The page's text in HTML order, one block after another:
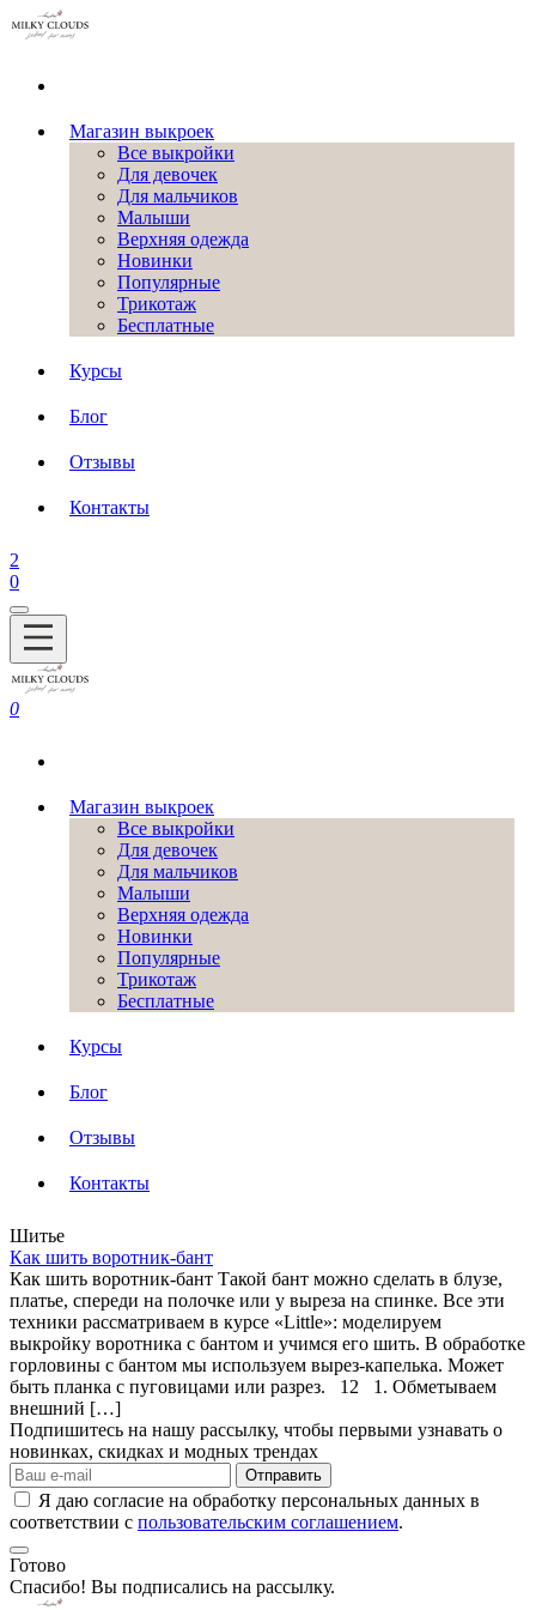
Магазин выкроек
Все выкройки
Для девочек
Для мальчиков
Малыши
Верхняя одежда
Новинки
Популярные
Трикотаж
Бесплатные
Курсы
Блог
Отзывы
Контакты
2
0
0
Магазин выкроек
Все выкройки
Для девочек
Для мальчиков
Малыши
Верхняя одежда
Новинки
Популярные
Трикотаж
Бесплатные
Курсы
Блог
Отзывы
Контакты
Шитье
Как шить воротник-бант
Как шить воротник-бант Такой бант можно сделать в блузе,
платье, спереди на полочке или у выреза на спинке. Все эти
техники рассматриваем в курсе «Little»: моделируем
выкройку воротника с бантом и учимся его шить. В обработке
горловины с бантом мы используем вырез-капелька. Может
быть планка с пуговицами или разрез. 12 1. Обметываем
внешний […]
Подпишитесь на нашу рассылку, чтобы первыми узнавать о
новинках, скидках и модных трендах
Отправить
Я даю согласие на обработку персональных данных в
соответствии с пользовательским соглашением.
Готово
Спасибо! Вы подписались на рассылку.